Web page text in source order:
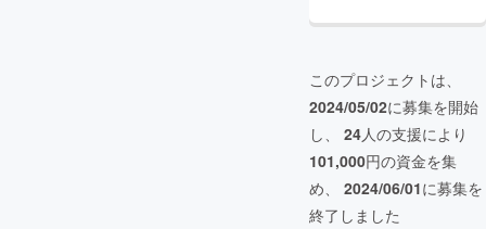
このプロジェクトは、
2024/05/02に募集を開始
し、 24人の支援により
101,000円の資金を集
め、 2024/06/01に募集を
終了しました